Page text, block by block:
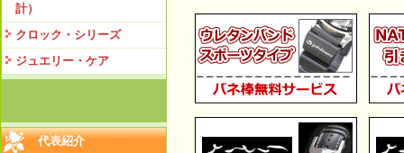
計）
クロック・シリーズ
ジュエリー・ケア
代表紹介